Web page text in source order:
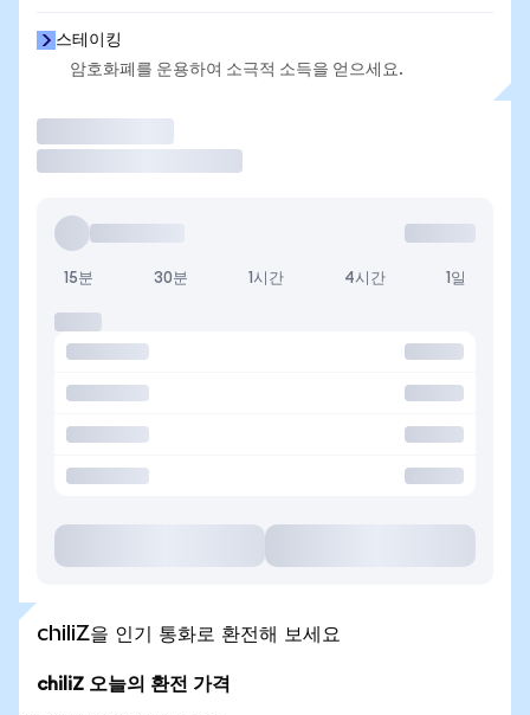
스테이킹
암호화폐를 운용하여 소극적 소득을 얻으세요.
15분 30분 1시간 4시간 1일
chiliZ을 인기 통화로 환전해 보세요
chiliZ 오늘의 환전 가격